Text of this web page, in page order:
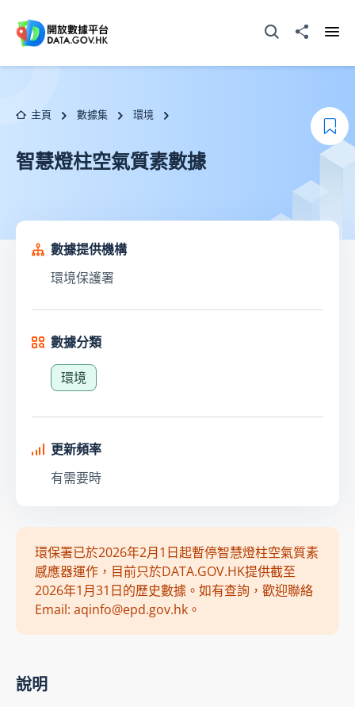
打開搜尋器分享至
主頁 數據集 環境
智慧燈柱空氣質素數據
加
數據提供機構
環境保護署
數據分類
環境
更新頻率
有需要時
環保署已於2026年2月1日起暫停智慧燈柱空氣質素
感應器運作，目前只於DATA.GOV.HK提供截至
2026年1月31日的歷史數據。如有查詢，歡迎聯絡
Email: aqinfo@epd.gov.hk。
說明